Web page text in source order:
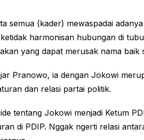
semua (kader) mewaspadai
harmonisan hubungan di
yang dapat merusak nama baik
Pranowo, ia dengan Jokowi
dan relasi partai politik.
tentang Jokowi menjadi Ketum
di PDIP. Nggak ngerti relasi